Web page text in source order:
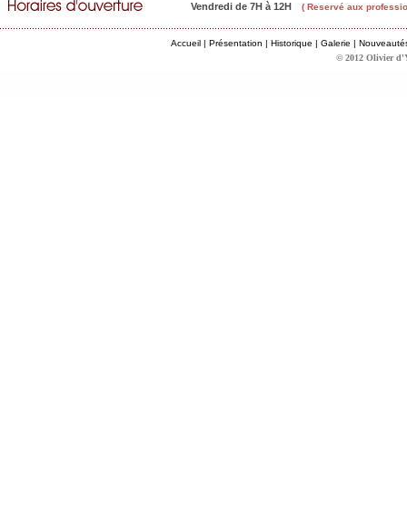
Vendredi de 7H à 12H ( Reservé aux
Accueil | Présentation | Historique | Galerie |
© 2012 Olivier